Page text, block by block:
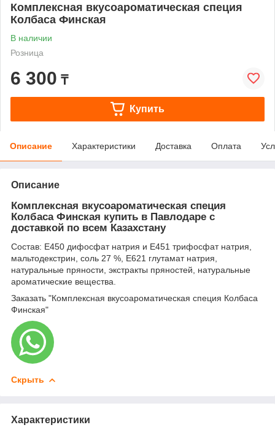
Комплексная вкусоароматическая специя
Колбаса Финская
В наличии
Розница
6 300 ₸
Купить
Описание Характеристики Доставка Оплата
Описание
Комплексная вкусоароматическая специя
Колбаса Финская купить в Павлодаре с
доставкой по всем Казахстану
Состав: Е450 дифосфат натрия и Е451 трифосфат натрия,
мальтодекстрин, соль 27 %, Е621 глутамат натрия,
натуральные пряности, экстракты пряностей, натуральные
ароматические вещества.
Заказать "Комплексная вкусоароматическая специя Колбаса
Финская"
Скрыть
Характеристики